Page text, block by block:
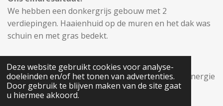
Deze website gebruikt cookies voor analyse-
doeleinden en/of het tonen van advertenties.
Door gebruik te blijven maken van de site gaat
u hiermee akkoord.
We hebben een donkergrijs gebouw met 2
verdiepingen. Haaienhuid op de muren en het dak was
schuin en met gras bedekt.
Deze opdracht viel onder de bètawereld: Water, Energie
en Natuur